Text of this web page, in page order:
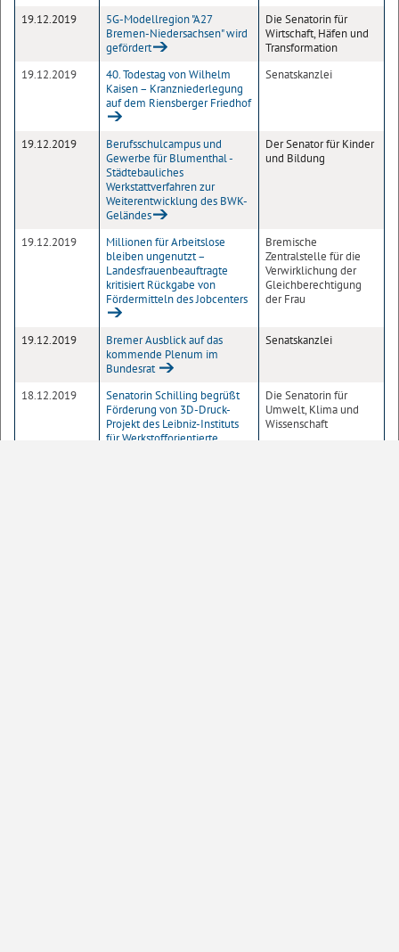
19.12.2019
5G-Modellregion "A27
Bremen-Niedersachsen" wird
gefördert
Die Senatorin für
Wirtschaft, Häfen und
Transformation
19.12.2019
40. Todestag von Wilhelm
Kaisen – Kranzniederlegung
auf dem Riensberger Friedhof
Senatskanzlei
19.12.2019
Berufsschulcampus und
Gewerbe für Blumenthal -
Städtebauliches
Werkstattverfahren zur
Weiterentwicklung des BWK-
Geländes
Der Senator für Kinder
und Bildung
19.12.2019
Millionen für Arbeitslose
bleiben ungenutzt –
Landesfrauenbeauftragte
kritisiert Rückgabe von
Fördermitteln des Jobcenters
Bremische
Zentralstelle für die
Verwirklichung der
Gleichberechtigung
der Frau
19.12.2019
Bremer Ausblick auf das
kommende Plenum im
Bundesrat
Senatskanzlei
18.12.2019
Senatorin Schilling begrüßt
Förderung von 3D-Druck-
Projekt des Leibniz-Instituts
für Werkstofforientierte
Die Senatorin für
Umwelt, Klima und
Wissenschaft